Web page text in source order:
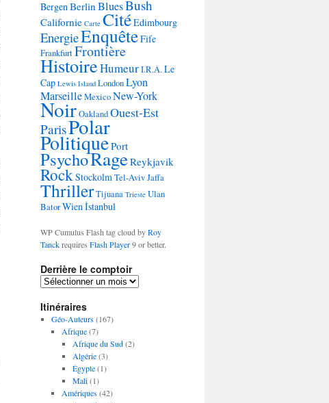
BergenBerlinBluesBush
Californie Carte CitéEdimbourg
EnergieEnquêteFife
FrankfurtFrontière
HistoireHumeurI.R.A.Le
Cap Lewis Island LondonLyon
MarseilleMexicoNew-York
NoirOaklandOuest-Est
ParisPolar
PolitiquePort
PsychoRageReykjavik
RockStockolmTel-Aviv Jaffa
ThrillerTijuana Trieste Ulan
BatorWienİstanbul
WP Cumulus Flash tag cloud byRoy
Tanckrequires Flash Player9 or better.
Derrière le comptoir
D
r
r
Itinéraires
Géo-Auteurs(167)
Afrique(7)
Afrique du Sud(2)
Algérie(3)
Égypte(1)
Mali(1)
Amériques(42)